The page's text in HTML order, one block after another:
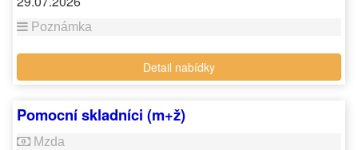
Detail nabídky
Pomocní skladníci (m+ž)